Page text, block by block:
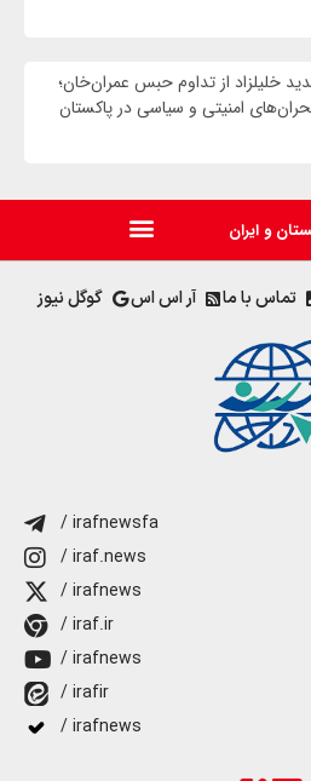
خلیلزاد از تداوم حبس عمران‌خان؛
امنیتی و سیاسی در پاکستان
و ایران
تماس با ما آر اس اس گوگل نیوز
/ irafnewsfa
/ iraf.news
/ irafnews
/ iraf.ir
/ irafnews
/ irafir
/ irafnews